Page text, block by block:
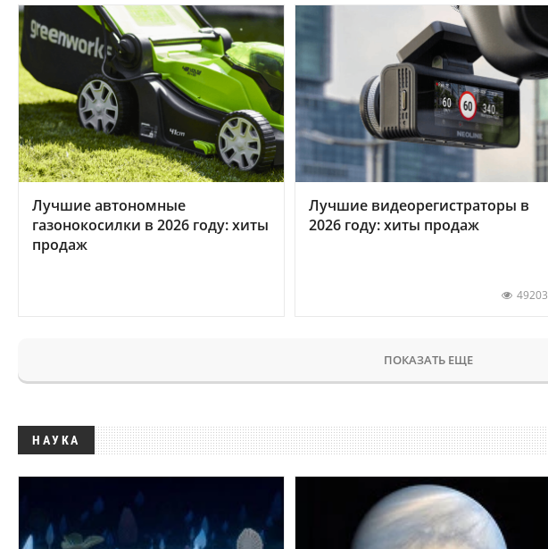
Лучшие автономные
газонокосилки в 2026 году: хиты
продаж
Лучшие видеорегистраторы в
2026 году: хиты продаж
49203
ПОКАЗАТЬ ЕЩЕ
НАУКА